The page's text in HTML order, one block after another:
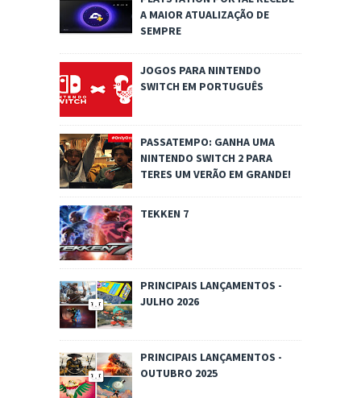
A MAIOR ATUALIZAÇÃO DE
SEMPRE
JOGOS PARA NINTENDO
SWITCH EM PORTUGUÊS
PASSATEMPO: GANHA UMA
NINTENDO SWITCH 2 PARA
TERES UM VERÃO EM GRANDE!
TEKKEN 7
PRINCIPAIS LANÇAMENTOS -
JULHO 2026
PRINCIPAIS LANÇAMENTOS -
OUTUBRO 2025